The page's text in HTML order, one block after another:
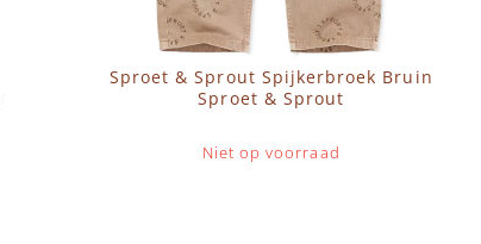
Sproet & Sprout Spijkerbroek Bruin
Sproet & Sprout
Niet op voorraad